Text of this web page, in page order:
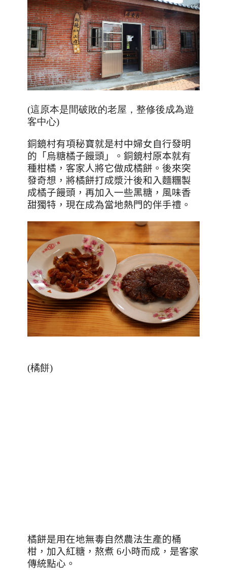
(這原本是間破敗的老屋，整修後成為遊
客中心)
銅鏡村有項秘寶就是村中婦女自行發明
的「烏糖橘子饅頭」。銅鏡村原本就有
種柑橘，客家人將它做成橘餅。後來突
發奇想，將橘餅打成漿汁後和入麵糰製
成橘子饅頭，再加入一些黑糖，風味香
甜獨特，現在成為當地熱門的伴手禮。
(橘餅)
橘餅是用在地無毒自然農法生產的桶
柑，加入紅糖，熬煮 6小時而成，是客家
傳統點心。